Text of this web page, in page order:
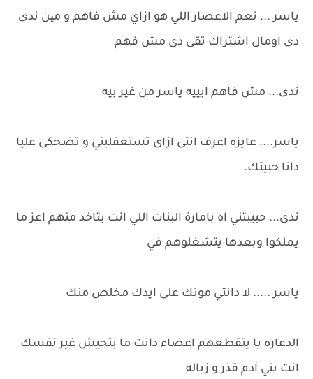
ياسر ... نعم الاعصار اللي هو ازاي مش فاهم و مین ندی
دی اومال اشتراك تقى دى مش فهم
ندی... مش فاهم ايييه ياسر من غير بيه
ياسر.... عايزه اعرف انتى ازاى تستغفليني و تضحكى عليا
دانا حبيتك.
ندى... حبيبتني اه بامارة البنات اللي انت بتاخد منهم اعز ما
يملكوا وبعدها يتشغلوهم في
ياسر ..... لا دانتي موتك على ايدك مخلص منك
الدعاره يا يتقطعهم اعضاء دانت ما بتحيش غير نفسك
انت بني آدم قذر و زباله